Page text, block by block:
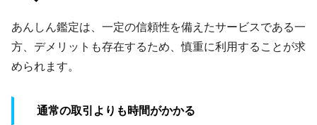
あんしん鑑定は、一定の信頼性を備えたサービスである一
方、デメリットも存在するため、慎重に利用することが求
められます。
通常の取引よりも時間がかかる